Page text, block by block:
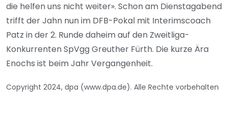
die helfen uns nicht weiter». Schon am Dienstagabend
trifft der Jahn nun im DFB-Pokal mit Interimscoach
Patz in der 2. Runde daheim auf den Zweitliga-
Konkurrenten SpVgg Greuther Fürth. Die kurze Ära
Enochs ist beim Jahr Vergangenheit.
Copyright 2024, dpa (www.dpa.de). Alle Rechte vorbehalten